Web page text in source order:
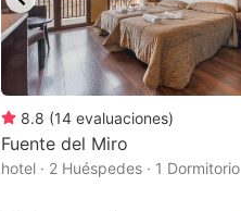
8.8 (14 evaluaciones)
Fuente del Miro
hotel · 2 Huéspedes · 1 Dormitorio